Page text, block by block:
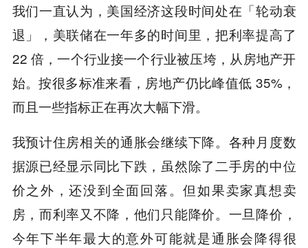
我们一直认为，美国经济这段时间处在「轮动衰
退」，美联储在一年多的时间里，把利率提高了
22 倍，一个行业接一个行业被压垮，从房地产开
始。按很多标准来看，房地产仍比峰值低 35%，
而且一些指标正在再次大幅下滑。
我预计住房相关的通胀会继续下降。各种月度数
据源已经显示同比下跌，虽然除了二手房的中位
价之外，还没到全面回落。但如果卖家真想卖
房，而利率又不降，他们只能降价。一旦降价，
今年下半年最大的意外可能就是通胀会降得很